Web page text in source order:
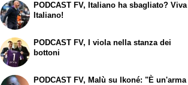
PODCAST FV, Italiano ha sbagliato? Viva
Italiano!
PODCAST FV, I viola nella stanza dei
bottoni
PODCAST FV, Malù su Ikoné: "È un'arma